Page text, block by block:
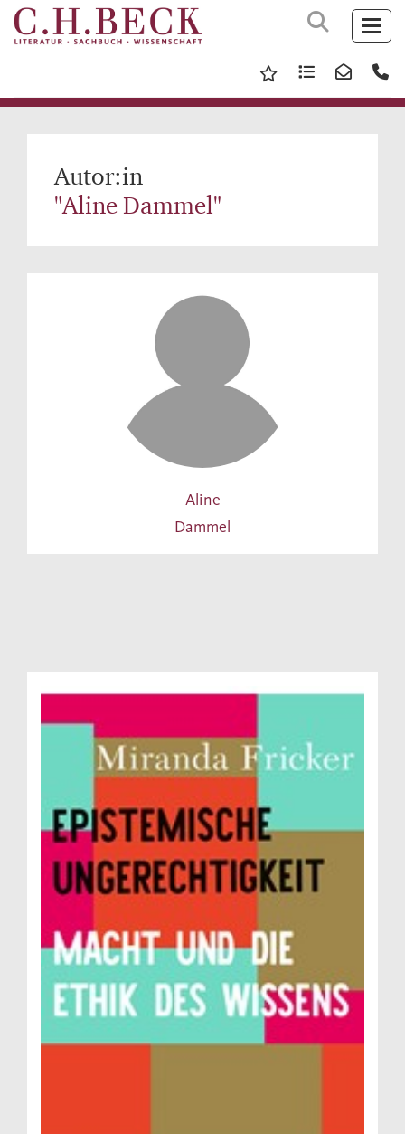
Autor:in
"Aline Dammel"
Aline
Dammel